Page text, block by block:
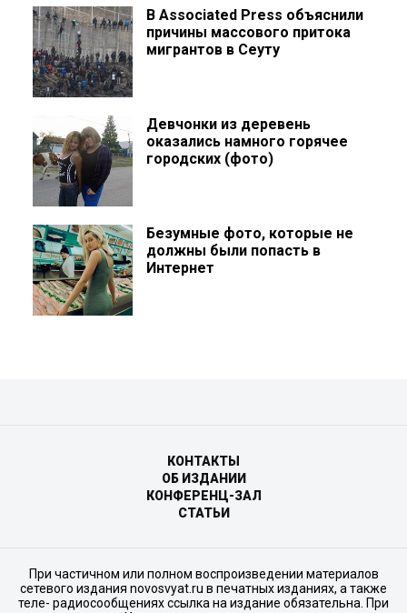
В Associated Press объяснили
причины массового притока
мигрантов в Сеуту
Девчонки из деревень
оказались намного горячее
городских (фото)
Безумные фото, которые не
должны были попасть в
Интернет
КОНТАКТЫ
ОБ ИЗДАНИИ
КОНФЕРЕНЦ-ЗАЛ
СТАТЬИ
При частичном или полном воспроизведении материалов
сетевого издания novosvyat.ru в печатных изданиях, а также
теле- радиосообщениях ссылка на издание обязательна. При